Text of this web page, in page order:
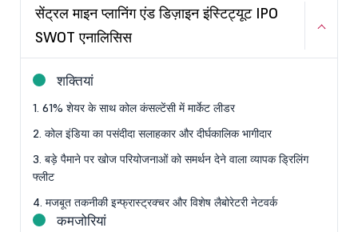
सेंट्रल माइन प्लानिंग एंड डिज़ाइन इंस्टिट्यूट IPO
SWOT एनालिसिस
शक्तियां
1. 61% शेयर के साथ कोल कंसल्टेंसी में मार्केट लीडर
2. कोल इंडिया का पसंदीदा सलाहकार और दीर्घकालिक भागीदार
3. बड़े पैमाने पर खोज परियोजनाओं को समर्थन देने वाला व्यापक ड्रिलिंग
फ्लीट
4. मजबूत तकनीकी इन्फ्रास्ट्रक्चर और विशेष लैबोरेटरी नेटवर्क
कमजोरियां